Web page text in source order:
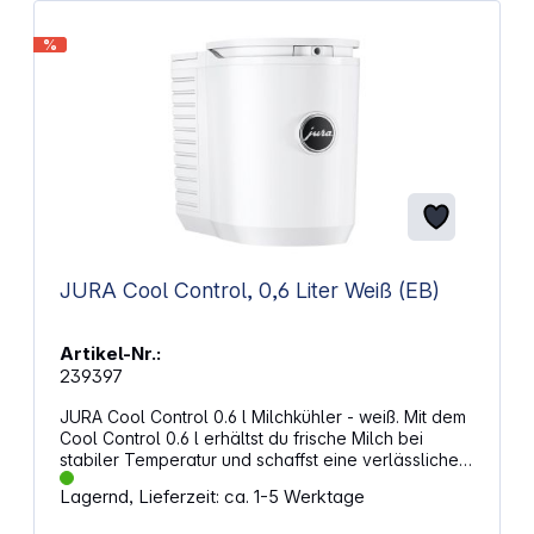
%
JURA Cool Control, 0,6 Liter Weiß (EB)
Artikel-Nr.:
239397
JURA Cool Control 0.6 l Milchkühler - weiß. Mit dem
Cool Control 0.6 l erhältst du frische Milch bei
stabiler Temperatur und schaffst eine verlässliche
Basis für cremige Spezialitäten. Die klare
Gestaltung mit Edelstahlakzenten fügt sich stimmig
Lagernd, Lieferzeit: ca. 1-5 Werktage